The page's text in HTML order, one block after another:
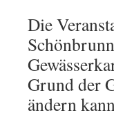
Die
Grund der
ändern